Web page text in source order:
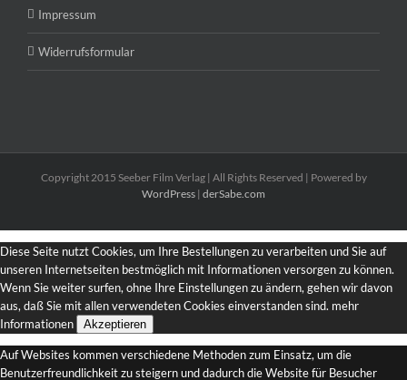
Impressum
Widerrufsformular
Copyright 2015 Seeber Film Verlag | All Rights Reserved | Powered by
WordPress | derSabe.com
Diese Seite nutzt Cookies, um Ihre Bestellungen zu verarbeiten und Sie auf
unseren Internetseiten bestmöglich mit Informationen versorgen zu können.
Wenn Sie weiter surfen, ohne Ihre Einstellungen zu ändern, gehen wir davon
aus, daß Sie mit allen verwendeten Cookies einverstanden sind. mehr
Informationen
Akzeptieren
Auf Websites kommen verschiedene Methoden zum Einsatz, um die
Benutzerfreundlichkeit zu steigern und dadurch die Website für Besucher